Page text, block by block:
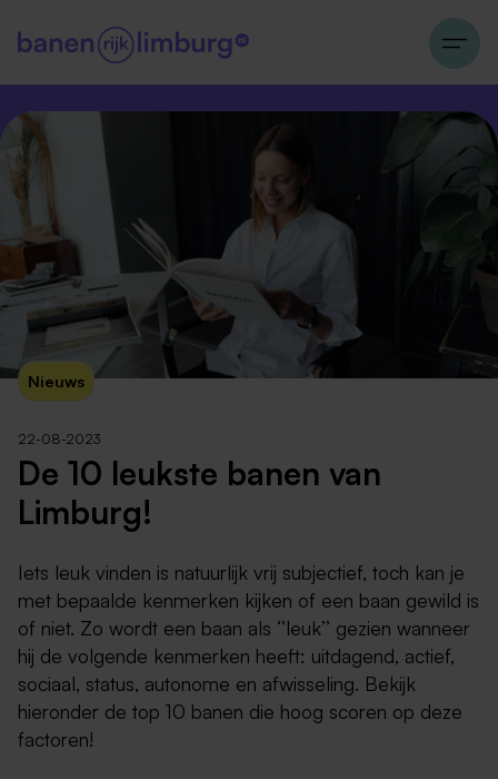
Nieuws
22-08-2023
De 10 leukste banen van
Limburg!
Iets leuk vinden is natuurlijk vrij subjectief, toch kan je
met bepaalde kenmerken kijken of een baan gewild is
of niet. Zo wordt een baan als ‘’leuk’’ gezien wanneer
hij de volgende kenmerken heeft: uitdagend, actief,
sociaal, status, autonome en afwisseling. Bekijk
hieronder de top 10 banen die hoog scoren op deze
factoren!